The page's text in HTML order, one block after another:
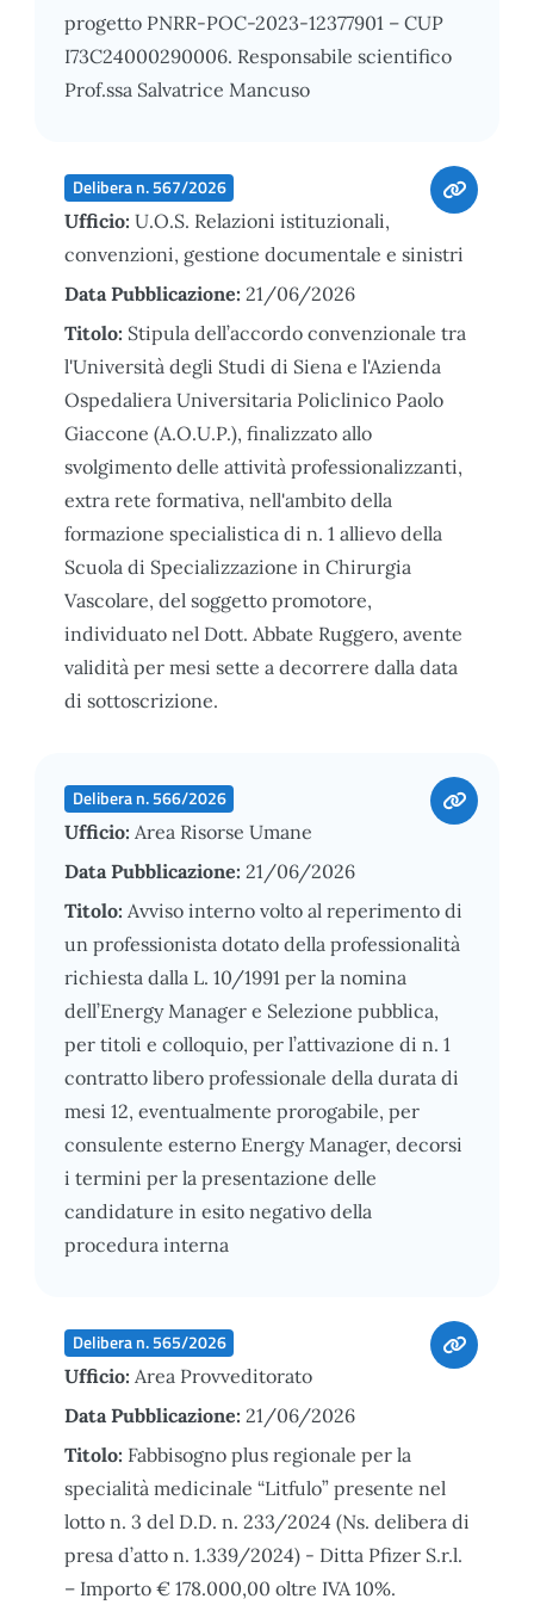
progetto PNRR-POC-2023-12377901 – CUP
I73C24000290006. Responsabile scientifico
Prof.ssa Salvatrice Mancuso
Delibera n. 567/2026
Ufficio: U.O.S. Relazioni istituzionali,
convenzioni, gestione documentale e sinistri
Data Pubblicazione: 21/06/2026
Titolo: Stipula dell’accordo convenzionale tra
l'Università degli Studi di Siena e l'Azienda
Ospedaliera Universitaria Policlinico Paolo
Giaccone (A.O.U.P.), finalizzato allo
svolgimento delle attività professionalizzanti,
extra rete formativa, nell'ambito della
formazione specialistica di n. 1 allievo della
Scuola di Specializzazione in Chirurgia
Vascolare, del soggetto promotore,
individuato nel Dott. Abbate Ruggero, avente
validità per mesi sette a decorrere dalla data
di sottoscrizione.
Delibera n. 566/2026
Ufficio: Area Risorse Umane
Data Pubblicazione: 21/06/2026
Titolo: Avviso interno volto al reperimento di
un professionista dotato della professionalità
richiesta dalla L. 10/1991 per la nomina
dell’Energy Manager e Selezione pubblica,
per titoli e colloquio, per l’attivazione di n. 1
contratto libero professionale della durata di
mesi 12, eventualmente prorogabile, per
consulente esterno Energy Manager, decorsi
i termini per la presentazione delle
candidature in esito negativo della
procedura interna
Delibera n. 565/2026
Ufficio: Area Provveditorato
Data Pubblicazione: 21/06/2026
Titolo: Fabbisogno plus regionale per la
specialità medicinale “Litfulo” presente nel
lotto n. 3 del D.D. n. 233/2024 (Ns. delibera di
presa d’atto n. 1.339/2024) - Ditta Pfizer S.r.l.
– Importo € 178.000,00 oltre IVA 10%.